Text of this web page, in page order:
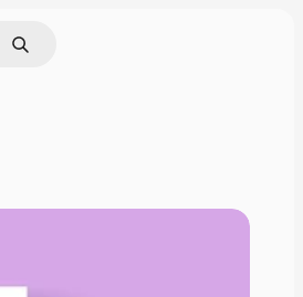
Bild suchen
Suchen